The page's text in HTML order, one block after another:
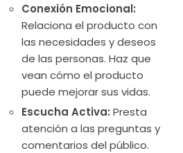
Conexión Emocional:
Relaciona el producto con
las necesidades y deseos
de las personas. Haz que
vean cómo el producto
puede mejorar sus vidas.
Escucha Activa: Presta
atención a las preguntas y
comentarios del público.